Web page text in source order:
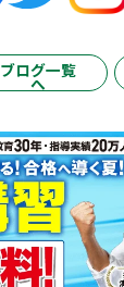
ブログ一覧
へ